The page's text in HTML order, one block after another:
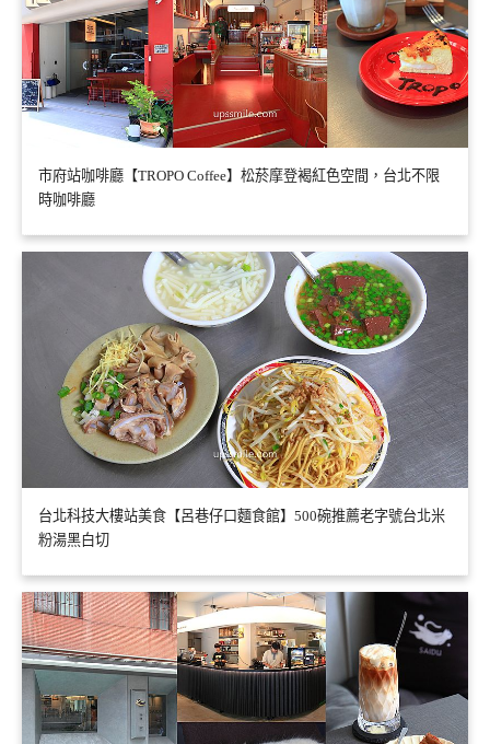
市府站咖啡廳【TROPO Coffee】松菸摩登褐紅色空間，台北不限
時咖啡廳
台北科技大樓站美食【呂巷仔口麵食館】500碗推薦老字號台北米
粉湯黑白切